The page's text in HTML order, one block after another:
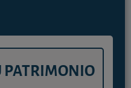
PATRIMONIO